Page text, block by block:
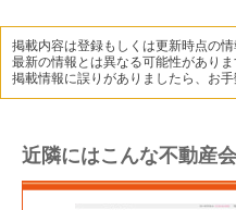
に投稿
掲載内容は登録もしくは更新時点の情
最新の情報とは異なる可能性があり
掲載情報に誤りがありましたら、お
近隣にはこんな不動産